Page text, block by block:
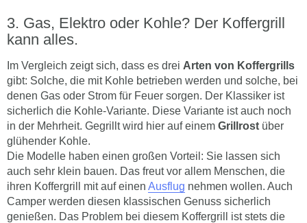
Gas, Elektro oder Kohle? Der Koffergrill
kann alles.
Im Vergleich zeigt sich, dass es drei Arten von Koffergrills
gibt: Solche, die mit Kohle betrieben werden und solche, bei
denen Gas oder Strom für Feuer sorgen. Der Klassiker ist
sicherlich die Kohle-Variante. Diese Variante ist auch noch
in der Mehrheit. Gegrillt wird hier auf einem Grillrost über
glühender Kohle.
Die Modelle haben einen großen Vorteil: Sie lassen sich
auch sehr klein bauen. Das freut vor allem Menschen, die
ihren Koffergrill mit auf einen Ausflug nehmen wollen. Auch
Camper werden diesen klassischen Genuss sicherlich
genießen. Das Problem bei diesem Koffergrill ist stets die